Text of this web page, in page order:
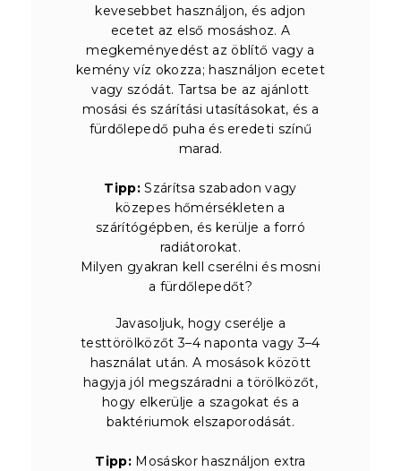
kevesebbet használjon, és adjon
ecetet az első mosáshoz. A
megkeményedést az öblítő vagy a
kemény víz okozza; használjon ecetet
vagy szódát. Tartsa be az ajánlott
mosási és szárítási utasításokat, és a
fürdőlepedő puha és eredeti színű
marad.
Tipp: Szárítsa szabadon vagy
közepes hőmérsékleten a
szárítógépben, és kerülje a forró
radiátorokat.
Milyen gyakran kell cserélni és mosni
a fürdőlepedőt?
Javasoljuk, hogy cserélje a
testtörölközőt 3–4 naponta vagy 3–4
használat után. A mosások között
hagyja jól megszáradni a törölközőt,
hogy elkerülje a szagokat és a
baktériumok elszaporodását.
Tipp: Mosáskor használjon extra